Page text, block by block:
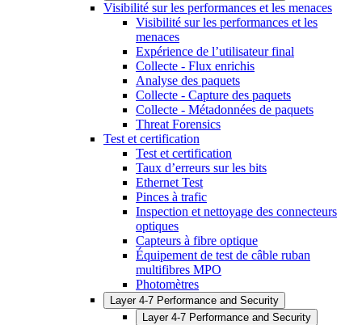
Visibilité sur les performances et les menaces
Visibilité sur les performances et les
menaces
Expérience de l’utilisateur final
Collecte - Flux enrichis
Analyse des paquets
Collecte - Capture des paquets
Collecte - Métadonnées de paquets
Threat Forensics
Test et certification
Test et certification
Taux d’erreurs sur les bits
Ethernet Test
Pinces à trafic
Inspection et nettoyage des connecteurs
optiques
Capteurs à fibre optique
Équipement de test de câble ruban
multifibres MPO
Photomètres
Layer 4-7 Performance and Security
Layer 4-7 Performance and Security